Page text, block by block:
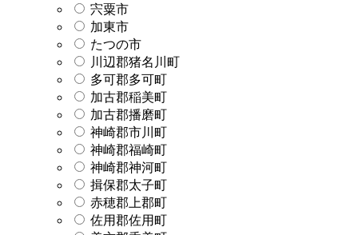
宍粟市
加東市
たつの市
川辺郡猪名川町
多可郡多可町
加古郡稲美町
加古郡播磨町
神崎郡市川町
神崎郡福崎町
神崎郡神河町
揖保郡太子町
赤穂郡上郡町
佐用郡佐用町